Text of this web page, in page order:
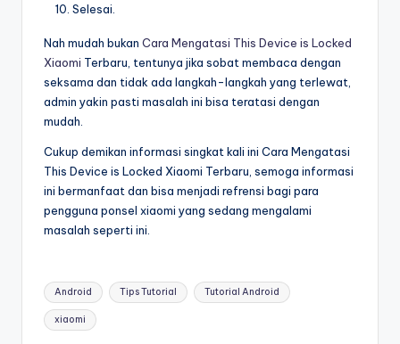
Selesai.
Nah mudah bukan Cara Mengatasi This Device is Locked
Xiaomi Terbaru, tentunya jika sobat membaca dengan
seksama dan tidak ada langkah-langkah yang terlewat,
admin yakin pasti masalah ini bisa teratasi dengan
mudah.
Cukup demikan informasi singkat kali ini Cara Mengatasi
This Device is Locked Xiaomi Terbaru, semoga informasi
ini bermanfaat dan bisa menjadi refrensi bagi para
pengguna ponsel xiaomi yang sedang mengalami
masalah seperti ini.
Tags:
Android Tips Tutorial Tutorial Android
xiaomi